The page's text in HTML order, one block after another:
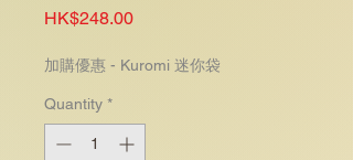
HK$248.00Price
加購優惠 - Kuromi 迷你袋
Quantity *